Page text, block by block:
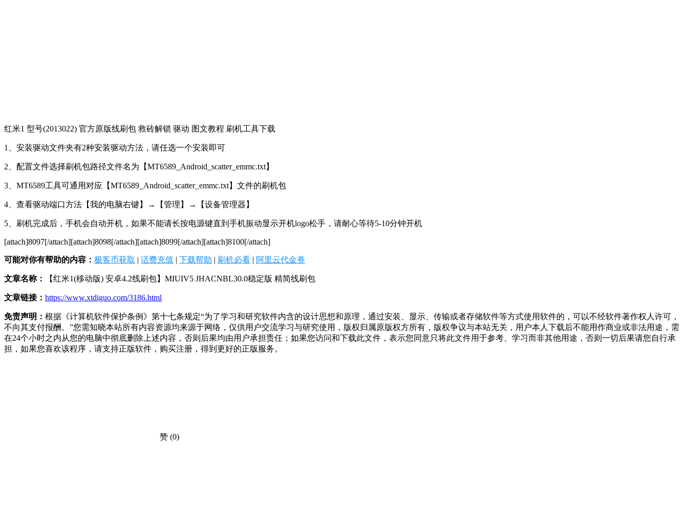
红米1 型号(2013022) 官方原版线刷包 救砖解锁 驱动 图文教程 刷机工具下载
1、安装驱动文件夹有2种安装驱动方法，请任选一个安装即可
2、配置文件选择刷机包路径文件名为【MT6589_Android_scatter_emmc.txt】
3、MT6589工具可通用对应【MT6589_Android_scatter_emmc.txt】文件的刷机包
4、查看驱动端口方法【我的电脑右键】→【管理】→【设备管理器】
5、刷机完成后，手机会自动开机，如果不能请长按电源键直到手机振动显示开机logo松手，请耐心等待5-10分钟开机
[attach]8097[/attach][attach]8098[/attach][attach]8099[/attach][attach]8100[/attach]
可能对你有帮助的内容： 极客币获取 | 话费充值 | 下载帮助 | 刷机必看 | 阿里云代金券
文章名称： 【红米1(移动版) 安卓4.2线刷包】MIUIV5 JHACNBL30.0稳定版 精简线刷包
文章链接： https://www.xtdiguo.com/3186.html
免责声明： 根据《计算机软件保护条例》第十七条规定“为了学习和研究软件内含的设计思想和原理，通过安装、显示、传输或者存储软件等方式使用软件的，可以不经软件著作权人许可，
不向其支付报酬。”您需知晓本站所有内容资源均来源于网络，仅供用户交流学习与研究使用，版权归属原版权方所有，版权争议与本站无关，用户本人下载后不能用作商业或非法用途，需
在24个小时之内从您的电脑中彻底删除上述内容，否则后果均由用户承担责任；如果您访问和下载此文件，表示您同意只将此文件用于参考、学习而非其他用途，否则一切后果请您自行承
担，如果您喜欢该程序，请支持正版软件，购买注册，得到更好的正版服务。
赞 (0)